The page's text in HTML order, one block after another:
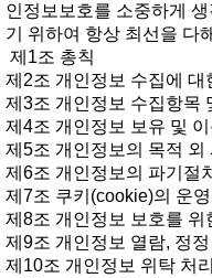
인정보보호를소중하게
기위하여항상최선을다
제1조총칙
제2조개인정보수집에대
제3조개인정보수집항목
제4조개인정보보유및이
제5조개인정보의목적
제6조개인정보의파기절
제7조쿠키(cookie)의운
제8조개인정보보호를
제9조개인정보열람,정
제10조개인정보위탁처리